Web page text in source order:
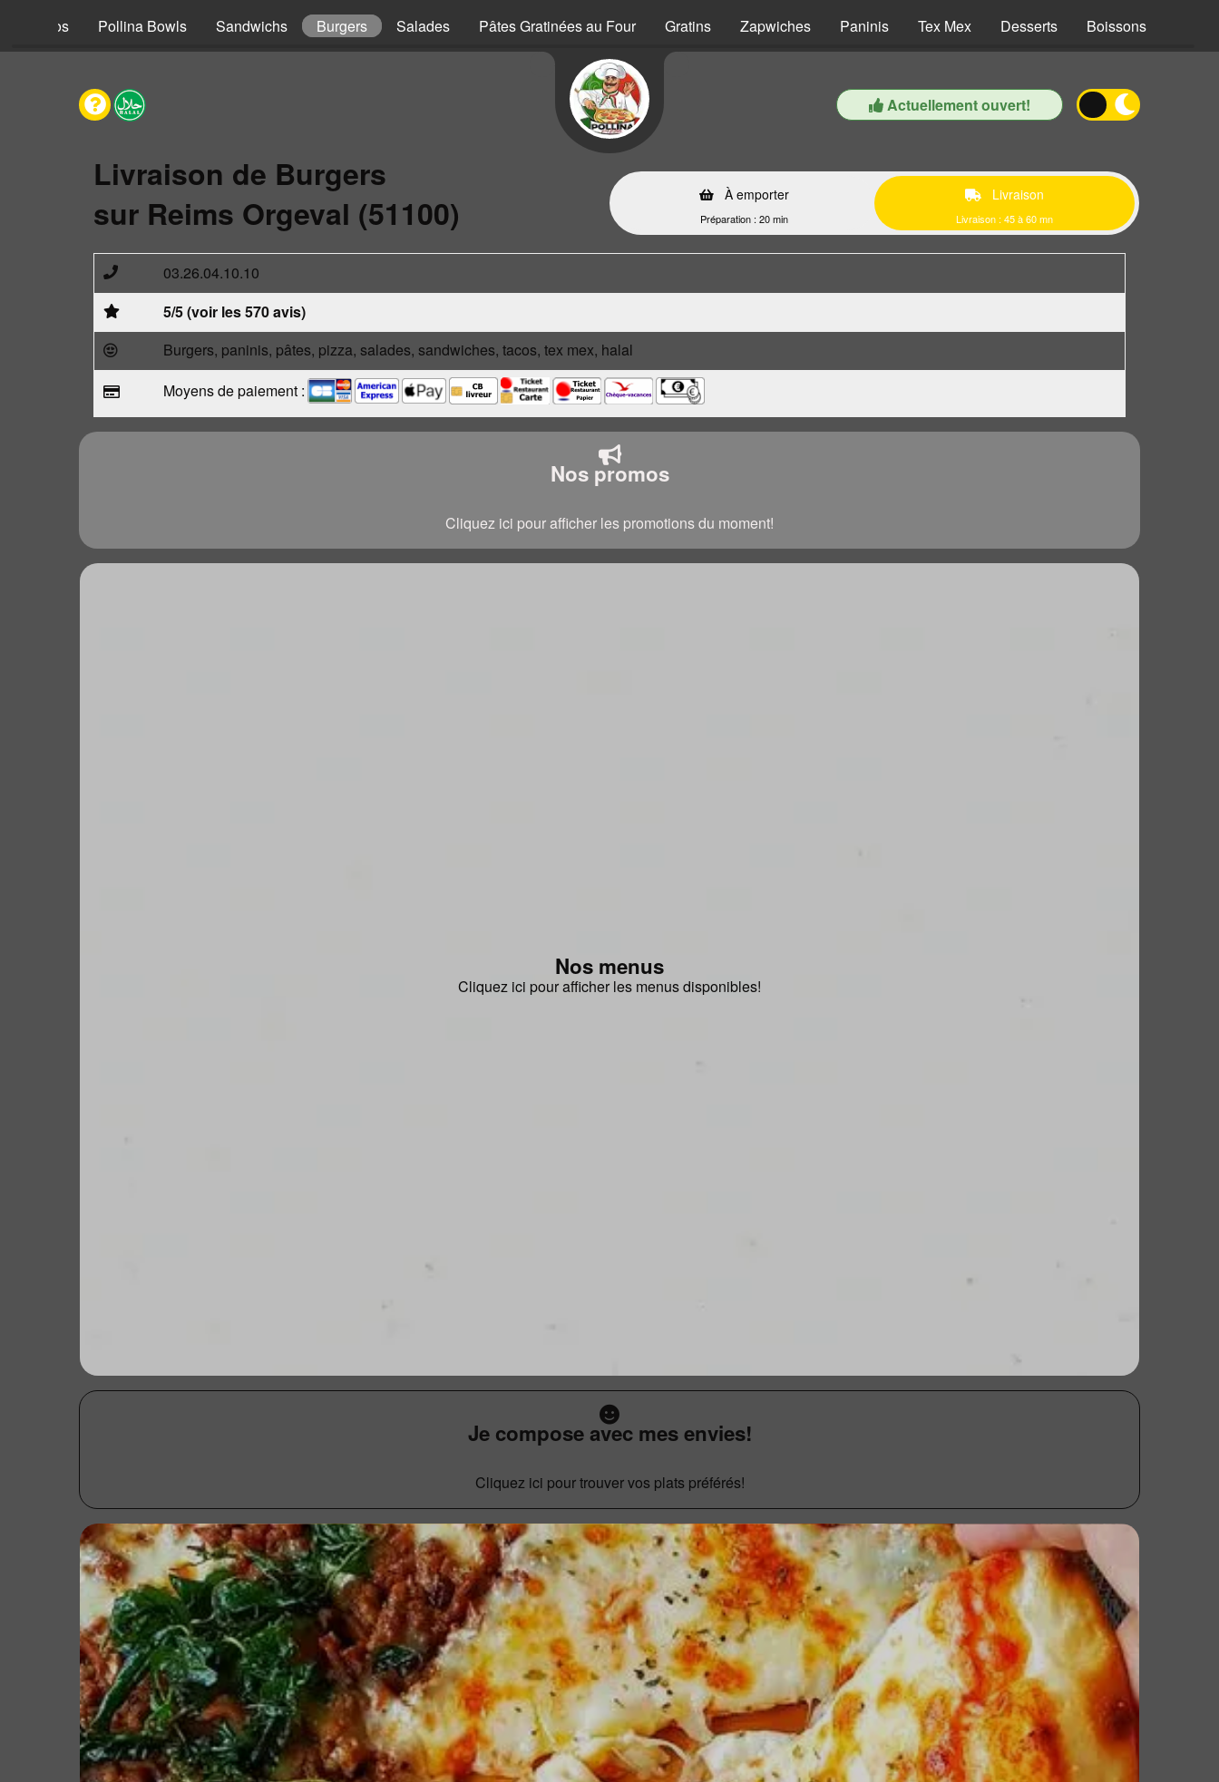
Tacos Pollina Bowls Sandwichs Burgers Salades Pâtes Gratinées au Four Gratins Zapwiches Paninis Tex Mex Desserts Boissons
Actuellement ouvert!
Livraison de Burgers
sur Reims Orgeval (51100)
À emporter
Préparation : 20 min
Livraison
Livraison : 45 à 60 mn
03.26.04.10.10
5/5 (voir les 570 avis)
Burgers, paninis, pâtes, pizza, salades, sandwiches, tacos, tex mex, halal
Moyens de paiement :
Nos promos
Cliquez ici pour afficher les promotions du moment!
Nos menus
Cliquez ici pour afficher les menus disponibles!
Je compose avec mes envies!
Cliquez ici pour trouver vos plats préférés!